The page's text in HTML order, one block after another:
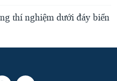
thí nghiệm dưới đáy biển